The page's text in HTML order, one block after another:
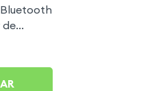
C, C2 -
9i 5G